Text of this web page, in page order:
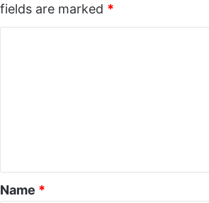
fields are marked *
*
Name *